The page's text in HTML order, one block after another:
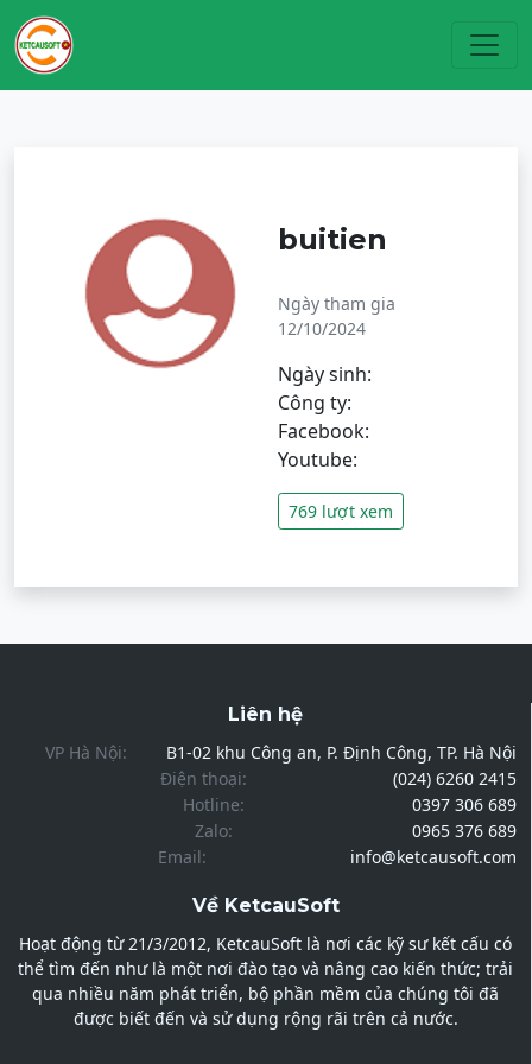
buitien
Ngày tham gia
12/10/2024
Ngày sinh:
Công ty:
Facebook:
Youtube:
769 lượt xem
Liên hệ
VP Hà Nội:
B1-02 khu Công an, P. Định Công, TP. Hà Nội
Điện thoại:
(024) 6260 2415
Hotline:
0397 306 689
Zalo:
0965 376 689
Email:
info@ketcausoft.com
Về KetcauSoft
Hoạt động từ 21/3/2012, KetcauSoft là nơi các kỹ sư kết cấu có
thể tìm đến như là một nơi đào tạo và nâng cao kiến thức; trải
qua nhiều năm phát triển, bộ phần mềm của chúng tôi đã
được biết đến và sử dụng rộng rãi trên cả nước.